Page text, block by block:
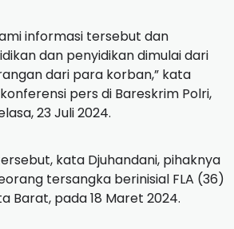
informasi tersebut dan
dan penyidikan dimulai dari
dari para korban,” kata
pers di Bareskrim Polri,
23 Juli 2024.
kata Djuhandani, pihaknya
tersangka berinisial FLA (36)
Barat, pada 18 Maret 2024.